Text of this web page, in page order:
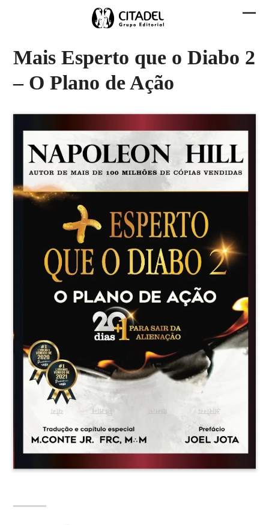
Mais Esperto que o Diabo 2
– O Plano de Ação